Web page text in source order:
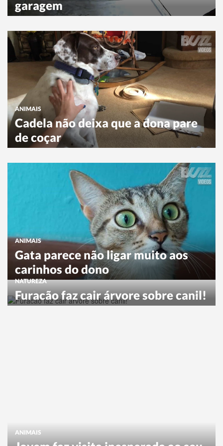
garagem
ANIMAIS
Cadela não deixa que a dona pare
de coçar
ANIMAIS
Gata parece não ligar muito aos
carinhos do dono
NATUREZA
Furacão faz cair árvore sobre canil!
ANIMAIS